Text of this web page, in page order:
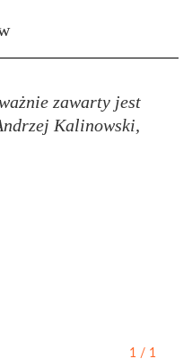
zawarty jest
Kalinowski,
1 / 1